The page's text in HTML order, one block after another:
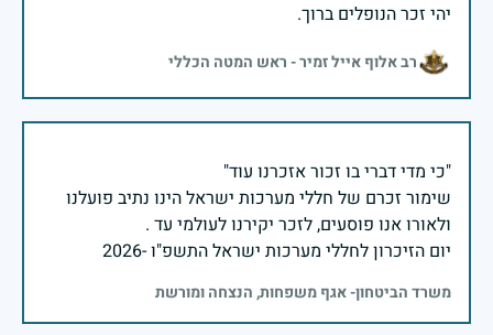
יהי זכר הנופלים ברוך.
רב אלוף אייל זמיר - ראש המטה הכללי
שימור זכרם של חללי מערכות ישראל הינו נתיב פועלנו
יום הזיכרון לחללי מערכות ישראל התשפ"ו -2026
משרד הביטחון- אגף משפחות, הנצחה ומורשת